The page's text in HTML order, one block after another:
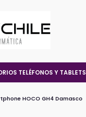
TELÉFONOS Y TABLETS
HOCO GH4 Damasco